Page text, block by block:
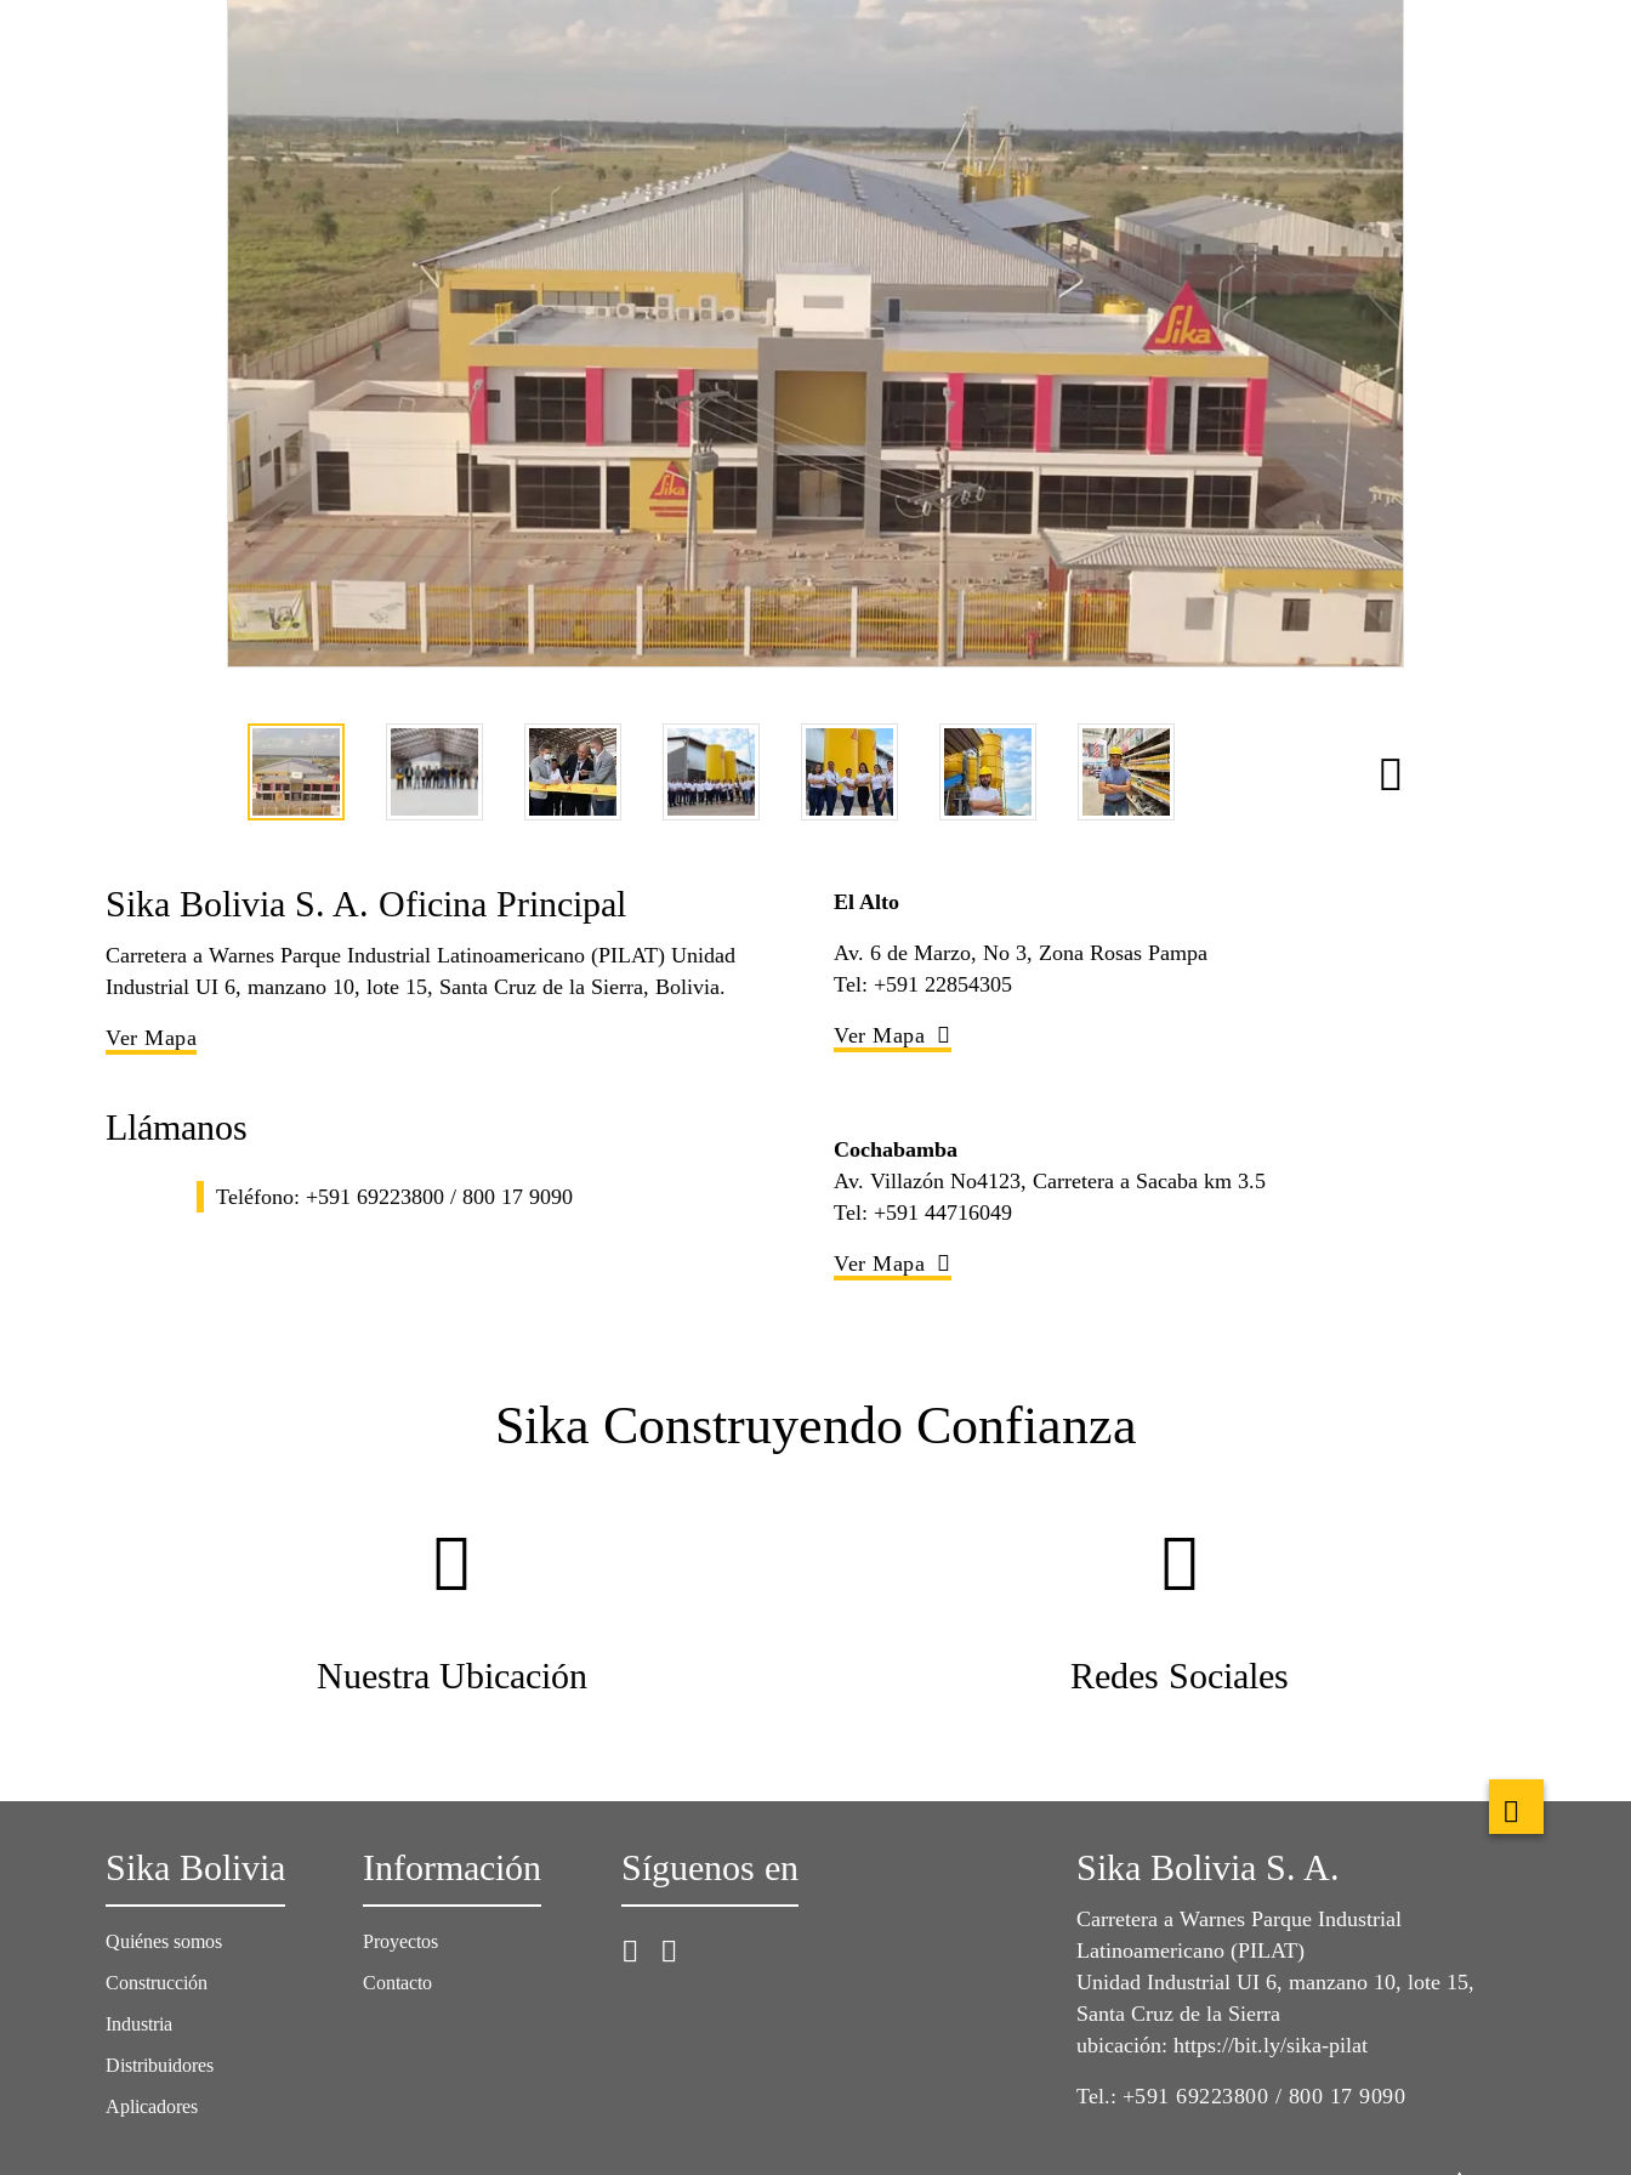
Sika Bolivia S. A. Oficina Principal
Carretera a Warnes Parque Industrial Latinoamericano (PILAT) Unidad
Industrial UI 6, manzano 10, lote 15, Santa Cruz de la Sierra, Bolivia.
Ver Mapa
Llámanos
Teléfono: +591 69223800 / 800 17 9090
El Alto
Av. 6 de Marzo, No 3, Zona Rosas Pampa
Tel: +591 22854305
Ver Mapa
Cochabamba
Av. Villazón No4123, Carretera a Sacaba km 3.5
Tel: +591 44716049
Ver Mapa
Sika Construyendo Confianza
Nuestra Ubicación Redes Sociales
Sika Bolivia
Quiénes somos
Construcción
Industria
Distribuidores
Aplicadores
Información
Proyectos
Contacto
Síguenos en Sika Bolivia S. A.
Carretera a Warnes Parque Industrial
Latinoamericano (PILAT)
Unidad Industrial UI 6, manzano 10, lote 15,
Santa Cruz de la Sierra
ubicación: https://bit.ly/sika-pilat
Tel.: +591 69223800 / 800 17 9090